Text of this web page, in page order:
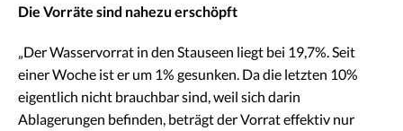
Die Vorräte sind nahezu erschöpft
„Der Wasservorrat in den Stauseen liegt bei 19,7%. Seit
einer Woche ist er um 1% gesunken. Da die letzten 10%
eigentlich nicht brauchbar sind, weil sich darin
Ablagerungen befinden, beträgt der Vorrat effektiv nur